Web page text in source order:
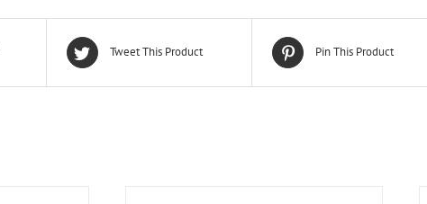
Tweet This Product Pin This Product